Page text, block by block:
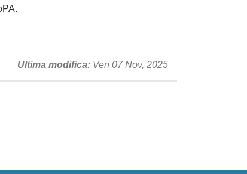
Ultima modifica Ven 07 Nov, 2025